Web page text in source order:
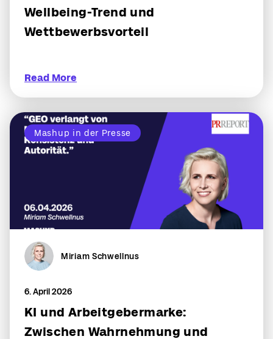
Wellbeing-Trend und
Wettbewerbsvorteil
Read More
Mashup in der Presse
Miriam Schwellnus
6. April 2026
KI und Arbeitgebermarke:
Zwischen Wahrnehmung und